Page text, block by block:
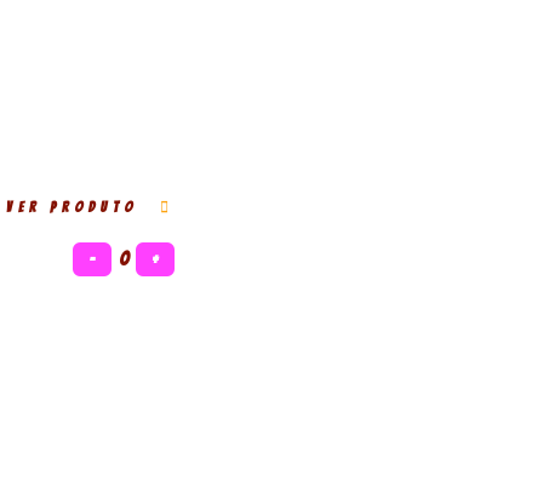
VER PRODUTO
− 0 +